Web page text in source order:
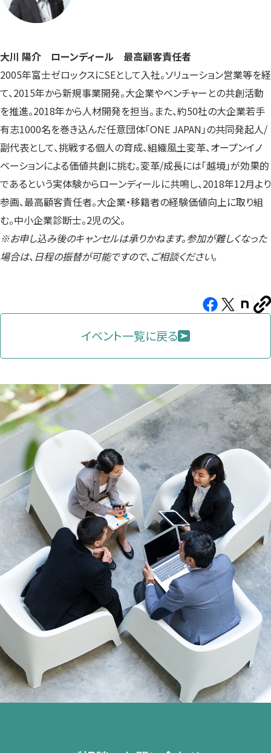
大川 陽介 ローンディール 最高顧客責任者
2005年富士ゼロックスにSEとして入社。ソリューション営業等を経
て、2015年から新規事業開発。大企業やベンチャーとの共創活動
を推進。2018年から人材開発を担当。また、約50社の大企業若手
有志1000名を巻き込んだ任意団体「ONE JAPAN」の共同発起人/
副代表として、挑戦する個人の育成、組織風土変革、オープンイノ
ベーションによる価値共創に挑む。変革/成長には「越境」が効果的
であるという実体験からローンディールに共鳴し、2018年12月より
参画、最高顧客責任者。大企業・移籍者の経験価値向上に取り組
む。中小企業診断士。2児の父。
※お申し込み後のキャンセルは承りかねます。参加が難しくなった
場合は、日程の振替が可能ですので、ご相談ください。
Facebook（新
し
で
ま
す）
X（新
し
で
開
き
す）
note（新
し
で
開
き
ま
す）
イベント一覧に戻る